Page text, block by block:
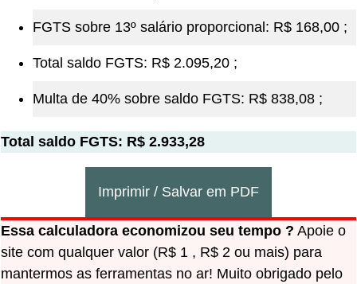
FGTS sobre 13º salário proporcional: R$ 168,00 ;
Total saldo FGTS: R$ 2.095,20 ;
Multa de 40% sobre saldo FGTS: R$ 838,08 ;
Total saldo FGTS: R$ 2.933,28
Imprimir / Salvar em PDF
Essa calculadora economizou seu tempo ? Apoie o
site com qualquer valor (R$ 1 , R$ 2 ou mais) para
mantermos as ferramentas no ar! Muito obrigado pelo